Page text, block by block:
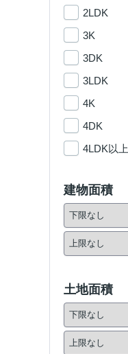
2LDK
3K
3DK
3LDK
4K
4DK
4LDK以上
建物面積
土地面積